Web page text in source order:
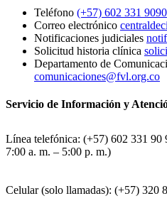
Teléfono (+57) 602 331 9090
Correo electrónico
Notificaciones judiciales
Solicitud historia clínica
Departamento de
comunicaciones@fvl.org.co
Servicio de Información y
Línea telefónica: (+57) 602 331 90
7:00 a. m. – 5:00 p. m.)
Celular (solo llamadas): (+57) 320